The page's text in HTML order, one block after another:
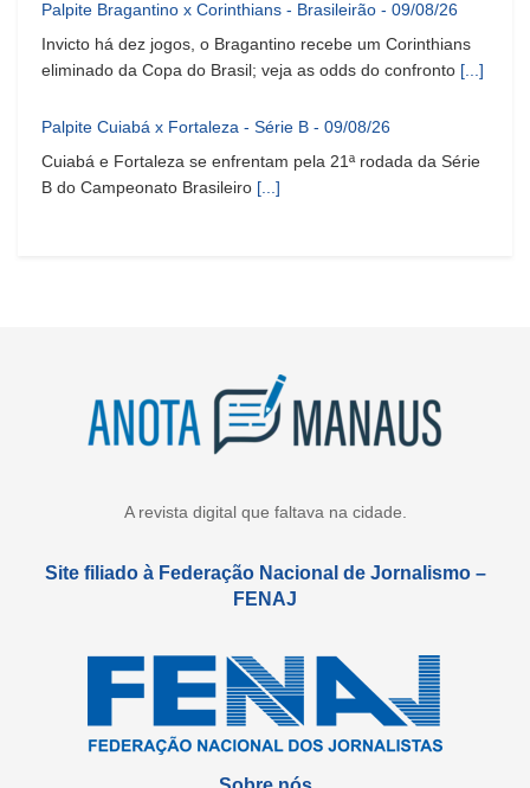
Palpite Bragantino x Corinthians - Brasileirão - 09/08/26
Invicto há dez jogos, o Bragantino recebe um Corinthians
eliminado da Copa do Brasil; veja as odds do confronto [...]
Palpite Cuiabá x Fortaleza - Série B - 09/08/26
Cuiabá e Fortaleza se enfrentam pela 21ª rodada da Série
B do Campeonato Brasileiro [...]
A revista digital que faltava na cidade.
Site filiado à Federação Nacional de Jornalismo –
FENAJ